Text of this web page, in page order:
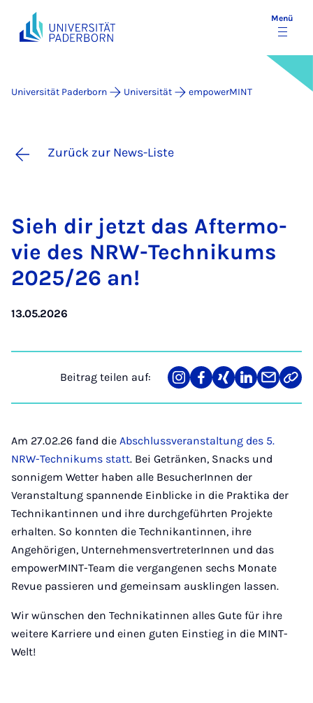
Menü
Universität Paderborn Universität empowerMINT
Zurück zur News-Liste
Sieh dir jetzt das Af­ter­mo­
vie des NRW-Tech­ni­kums
2025/26 an!
13.05.2026
Beitrag teilen auf:
Teilen
auf
Teilen
auf
Teilen
auf
Teilen
auf
Teilen
über
Mail
Link
Am 27.02.26 fand die Abschlussveranstaltung des 5.
NRW-Technikums statt. Bei Getränken, Snacks und
sonnigem Wetter haben alle BesucherInnen der
Veranstaltung spannende Einblicke in die Praktika der
Technikantinnen und ihre durchgeführten Projekte
erhalten. So konnten die Technikantinnen, ihre
Angehörigen, UnternehmensvertreterInnen und das
empowerMINT-Team die vergangenen sechs Monate
Revue passieren und gemeinsam ausklingen lassen.
Wir wünschen den Technikatinnen alles Gute für ihre
weitere Karriere und einen guten Einstieg in die MINT-
Welt!